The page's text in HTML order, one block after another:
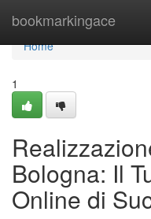
bookmarkingace
Home
Home
1
Bologna: Il
Online di